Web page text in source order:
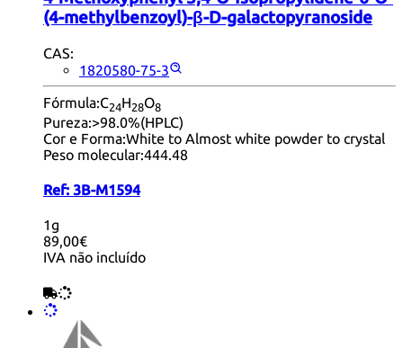
(4-methylbenzoyl)-β-D-galactopyranoside
CAS:
1820580-75-3
Fórmula:C24H28O8
Pureza:>98.0%(HPLC)
Cor e Forma:White to Almost white powder to crystal
Peso molecular:444.48
Ref: 3B-M1594
1g
89,00€
IVA não incluído